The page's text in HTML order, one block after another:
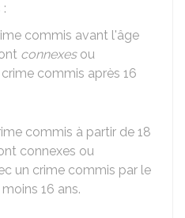
commis avant l'âge
connexesou
commis après 16
commis à partir de 18
connexes ou
un crime commis par le
16 ans.